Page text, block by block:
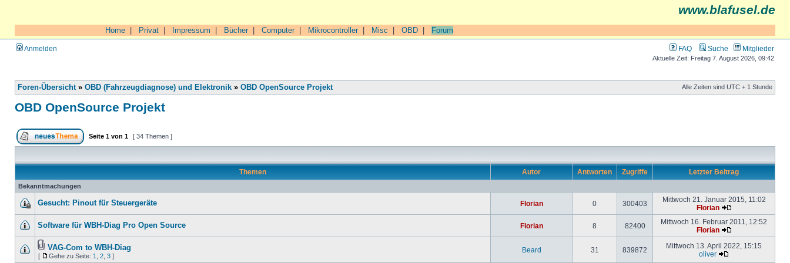
www.blafusel.de
Home Privat Impressum Bücher| Computer| Mikrocontroller| Misc OBD Forum
Anmelden FAQ Suche Mitglieder
Aktuelle Zeit: Freitag 7. August 2026, 09:42
Foren-Übersicht» OBD (Fahrzeugdiagnose) und Elektronik » OBD OpenSource Projekt Alle Zeiten sind UTC + 1 Stunde
OBD OpenSource Projekt
Seite 1 von 1 [ 34 Themen ]
Themen Autor Antworten Zugriffe Letzter Beitrag
Bekanntmachungen
Gesucht: Pinout für Steuergeräte Florian 0 300403
Mittwoch 21. Januar 2015, 11:02
Florian
Software für WBH-Diag Pro Open Source Florian 8 82400
Mittwoch 16. Februar 2011, 12:52
Florian
VAG-Com to WBH-Diag
[ Gehe zu Seite: 1 2 3 ]
Beard 31 839872
Mittwoch 13. April 2022, 15:15
oliver